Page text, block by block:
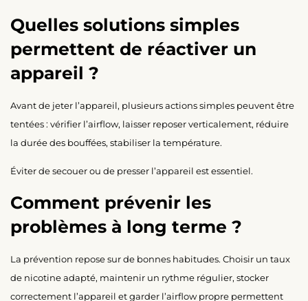
Quelles solutions simples
permettent de réactiver un
appareil ?
Avant de jeter l’appareil, plusieurs actions simples peuvent être
tentées : vérifier l’airflow, laisser reposer verticalement, réduire
la durée des bouffées, stabiliser la température.
Éviter de secouer ou de presser l’appareil est essentiel.
Comment prévenir les
problèmes à long terme ?
La prévention repose sur de bonnes habitudes. Choisir un taux
de nicotine adapté, maintenir un rythme régulier, stocker
correctement l’appareil et garder l’airflow propre permettent